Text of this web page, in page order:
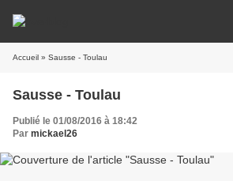
Accueil » Sausse - Toulau
Sausse - Toulau
Publié le 01/08/2016 à 18:42
Par mickael26